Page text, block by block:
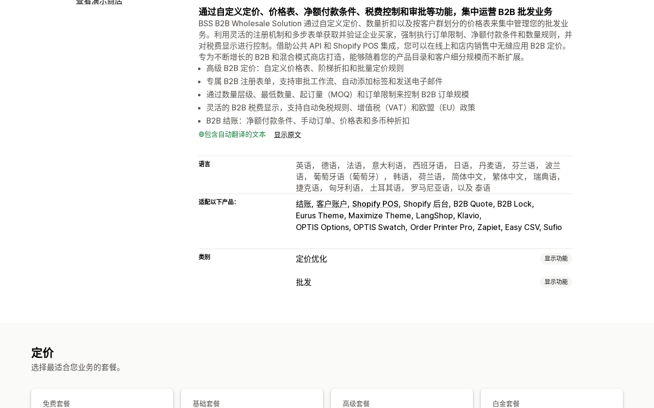
通过自定义定价、价格表、净额付款条件、税费控制和审批等功能，集中运营 B2B 批发业务
BSS B2B Wholesale Solution 通过自定义定价、数量折扣以及按客户群划分的价格表来集中管理您的批发业
务。利用灵活的注册机制和多步表单获取并验证企业买家，强制执行订单限制、净额付款条件和数量规则，并
对税费显示进行控制。借助公共 API 和 Shopify POS 集成，您可以在线上和店内销售中无缝应用 B2B 定价。
专为不断增长的 B2B 和混合模式商店打造，能够随着您的产品目录和客户细分规模而不断扩展。
高级 B2B 定价：自定义价格表、阶梯折扣和批量定价规则
专属 B2B 注册表单，支持审批工作流、自动添加标签和发送电子邮件
通过数量层级、最低数量、起订量（MOQ）和订单限制来控制 B2B 订单规模
灵活的 B2B 税费显示，支持自动免税规则、增值税（VAT）和欧盟（EU）政策
B2B 结账：净额付款条件、手动订单、价格表和多币种折扣
包含自动翻译的文本 显示原文
语言
英语， 德语， 法语， 意大利语， 西班牙语， 日语， 丹麦语， 芬兰语， 波兰
语， 葡萄牙语（葡萄牙）， 韩语， 荷兰语， 简体中文， 繁体中文， 瑞典语，
捷克语， 匈牙利语， 土耳其语， 罗马尼亚语，以及 泰语
适配以下产品： 结账 客户账户 Shopify POS Shopify 后台 B2B Quote, B2B Lock
Eurus Theme, Maximize Theme LangShop, Klavio
OPTIS Options, OPTIS Swatch Order Printer Pro Zapiet, Easy CSV, Sufio
类别 定价优化 显示功能
定价管理
批发 显示功能
定价
选择最适合您业务的套餐。
免费套餐 基础套餐 高级套餐 白金套餐